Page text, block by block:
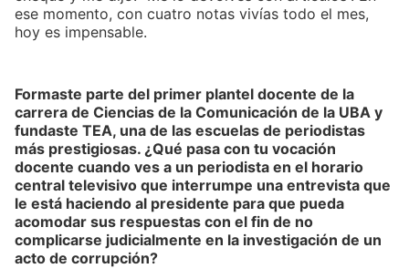
ese momento, con cuatro notas vivías todo el mes,
hoy es impensable.
Formaste parte del primer plantel docente de la
carrera de Ciencias de la Comunicación de la UBA y
fundaste TEA, una de las escuelas de periodistas
más prestigiosas. ¿Qué pasa con tu vocación
docente cuando ves a un periodista en el horario
central televisivo que interrumpe una entrevista que
le está haciendo al presidente para que pueda
acomodar sus respuestas con el fin de no
complicarse judicialmente en la investigación de un
acto de corrupción?